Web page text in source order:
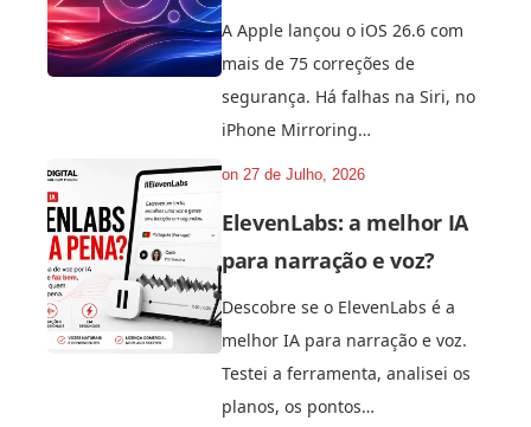
A Apple lançou o iOS 26.6 com
mais de 75 correções de
segurança. Há falhas na Siri, no
iPhone Mirroring…
on27 de Julho, 2026
ElevenLabs: a melhor IA
para narração e voz?
Descobre se o ElevenLabs é a
melhor IA para narração e voz.
Testei a ferramenta, analisei os
planos, os pontos…